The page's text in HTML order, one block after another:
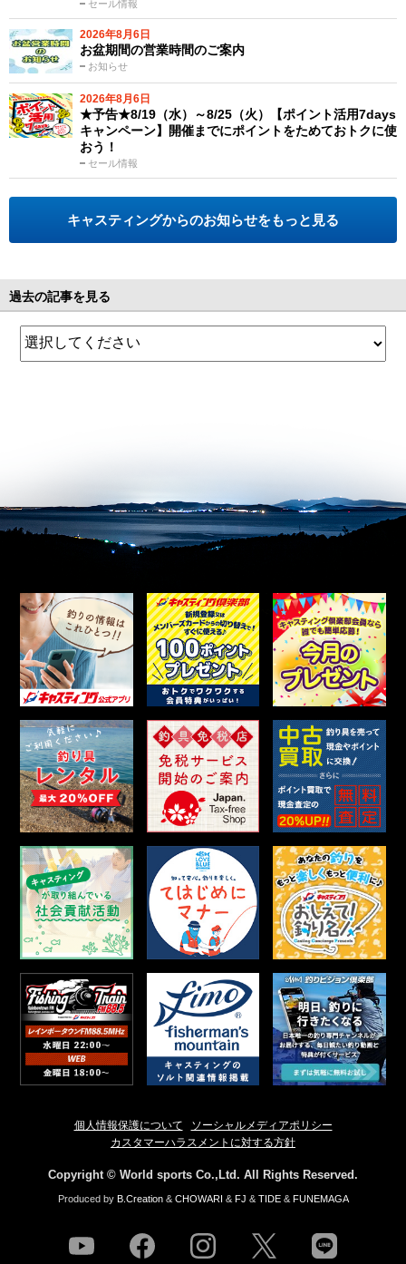
セール情報
2026年8月6日
お知らせ
お盆期間の営業時間のご案内
2026年8月6日
セール情報
★予告★8/19（水）～8/25（火）【ポイント活用7days
キャンペーン】開催までにポイントをためておトクに使
おう！
キャスティングからのお知らせをもっと見る
過去の記事を見る
個人情報保護について
ソーシャルメディアポリシー
カスタマーハラスメントに対する方針
Copyright © World sports Co.,Ltd. All Rights Reserved.
Produced by B.Creation& CHOWARI & FJ & TIDE& FUNEMAGA
youtube facebook instagram line